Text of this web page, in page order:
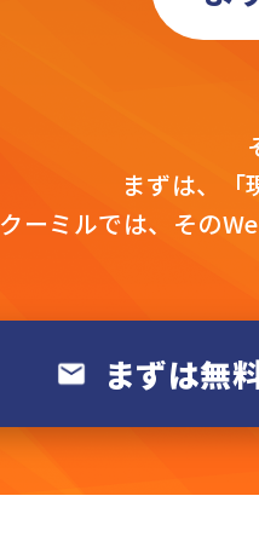
まずは、「
クーミルでは、その
まずは無